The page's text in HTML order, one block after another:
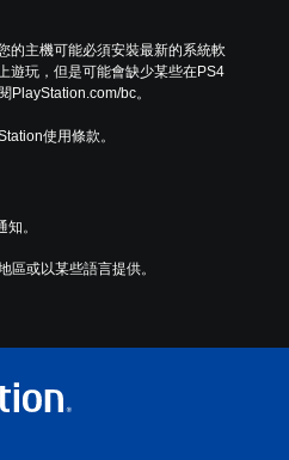
的主機可能必須安裝最新的系統軟
遊玩，但是可能會缺少某些在PS4
PlayStation.com/bc。
使用條款。
。
區或以某些語言提供。